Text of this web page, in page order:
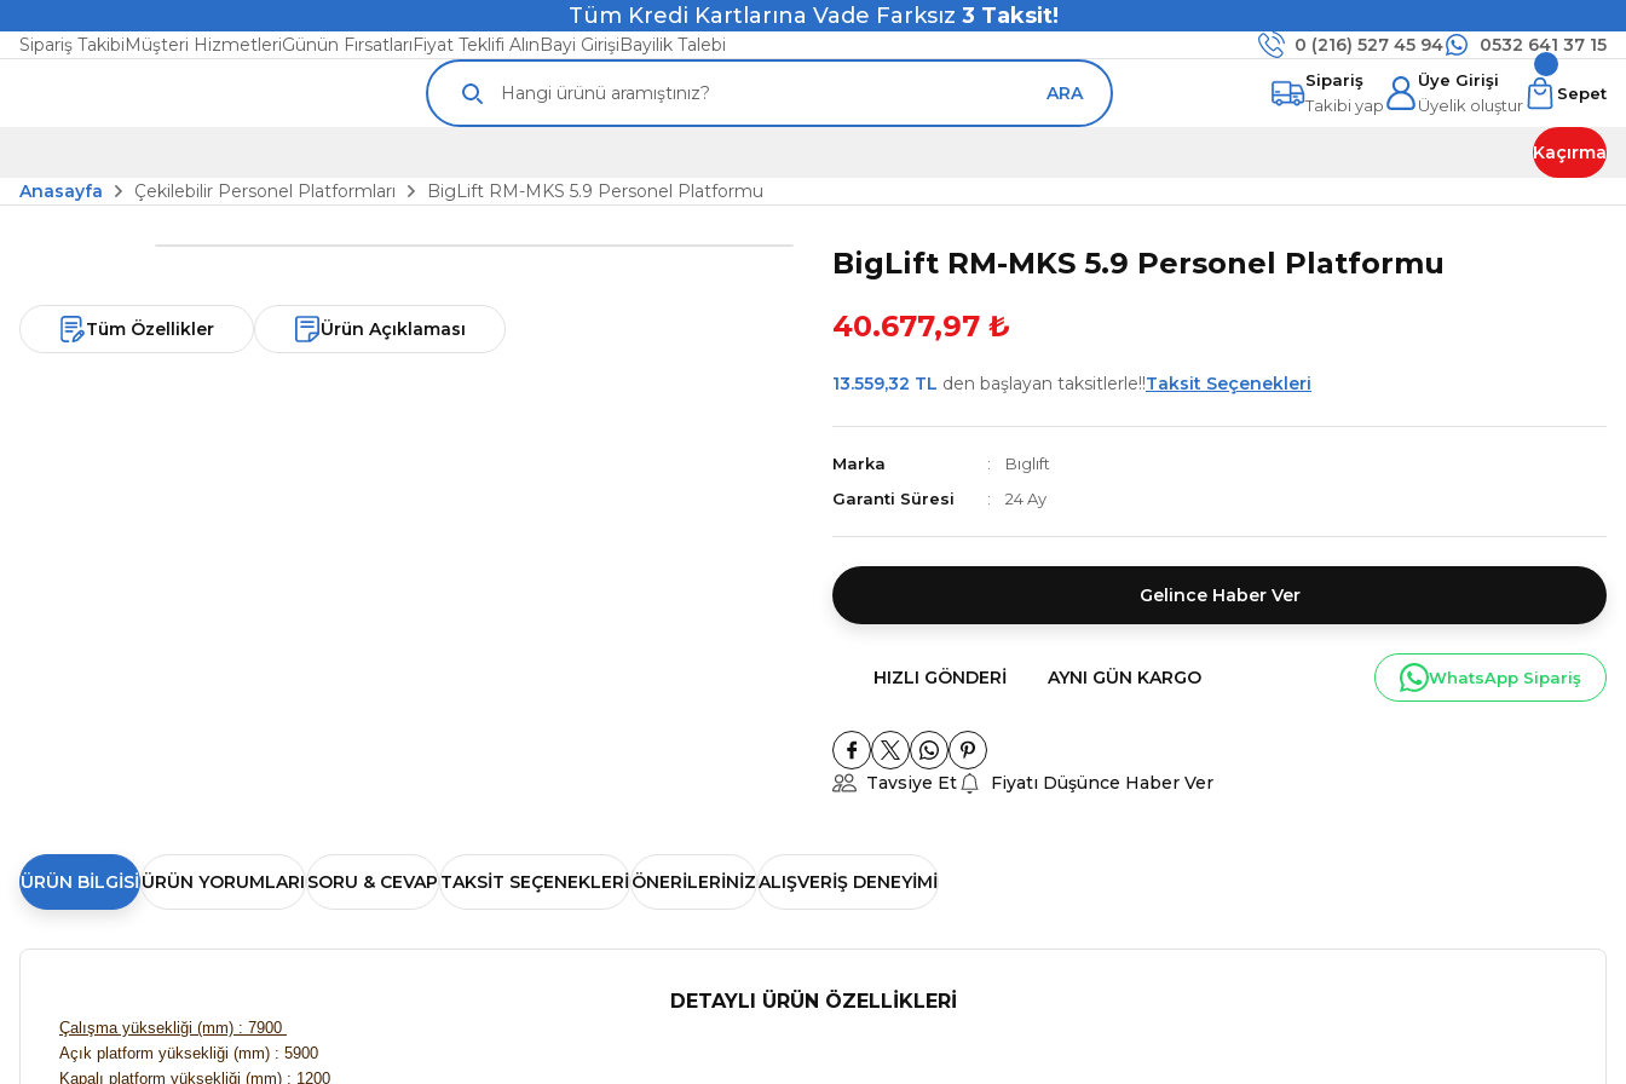
Tüm Kredi Kartlarına Vade Farksız 3 Taksit!
Sipariş TakibiMüşteri HizmetleriGünün FırsatlarıFiyat Teklifi AlınBayi GirişiBayilik Talebi 0 (216) 527 45 94 0532 641 37 15
ARA
Sipariş
Takibi yap
Üye Girişi
Üyelik oluştur
Sepet
Kaçırma
Anasayfa
Çekilebilir Personel Platformları BigLift RM-MKS 5.9 Personel Platformu
Tüm Özellikler Ürün Açıklaması
BigLift RM-MKS 5.9 Personel Platformu
40.677,97 ₺
13.559,32 TL den başlayan taksitlerle!!Taksit Seçenekleri
Marka
Bıglıft
Garanti Süresi
24 Ay
Gelince Haber Ver
HIZLI GÖNDERI AYNI GÜN KARGO WhatsApp Sipariş
Tavsiye Et Fiyatı Düşünce Haber Ver
ÜRÜN BILGISI ÜRÜN YORUMLARISORU & CEVAPTAKSIT SEÇENEKLERIÖNERILERINIZALIŞVERIŞ DENEYIMI
DETAYLI ÜRÜN ÖZELLİKLERİ
Çalışma yüksekliği (mm) : 7900
Açık platform yüksekliği (mm) : 5900
Kapalı platform yüksekliği (mm) : 1200